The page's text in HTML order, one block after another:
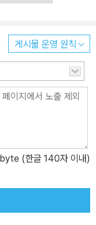
체적 일관성을 가진 하
의 전무후무한 학문적
도시, 수많은 사람들
전의 잡동사니들 속에
일체로 빚어냈다는 데
남부의 식민 도시 할리
곳 참주가 된 자에게
탐사여행은 이때부터
그의 사상과 저술에
게시물 운영 원칙
(한글 140자 이내)